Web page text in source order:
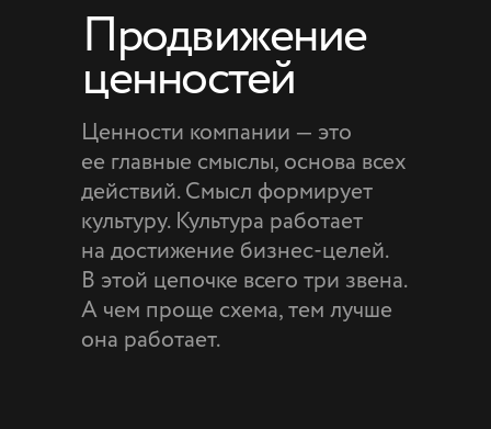
Ценности компании — это
ее главные смыслы, основа всех
действий. Смысл формирует
культуру. Культура работает
на достижение бизнес-целей.
В этой цепочке всего три звена.
А чем проще схема, тем лучше
она работает.
Продвижение
ценностей